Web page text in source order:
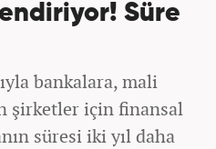
Süre
bankalara, mali
şirketler için finansal
süresi iki yıl daha